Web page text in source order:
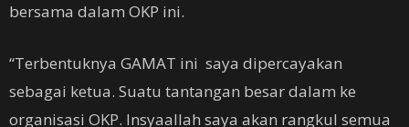
bersama dalam OKP ini.
“Terbentuknya GAMAT ini saya dipercayakan
sebagai ketua. Suatu tantangan besar dalam ke
organisasi OKP. Insyaallah saya akan rangkul semua